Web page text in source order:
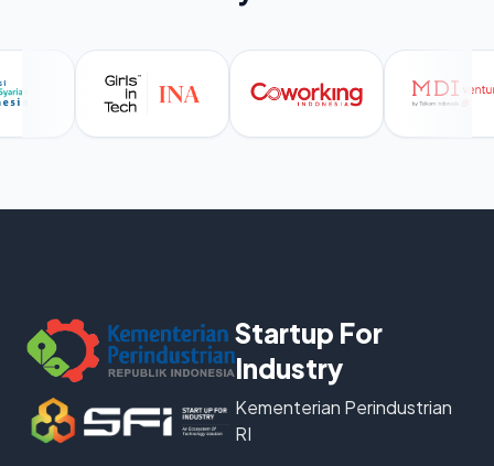
Startup For
Industry
Kementerian Perindustrian
RI